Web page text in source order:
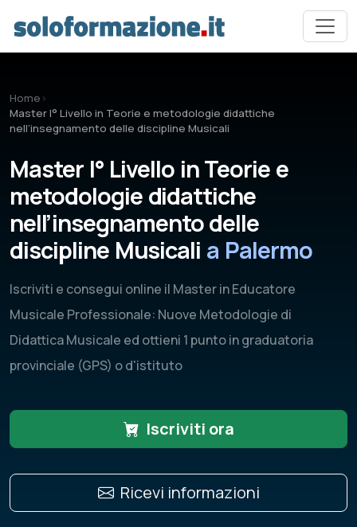
Home ›
Master I° Livello in Teorie e metodologie didattiche
nell’insegnamento delle discipline Musicali
Master I° Livello in Teorie e
metodologie didattiche
nell’insegnamento delle
discipline Musicali a Palermo
Iscriviti e consegui online il Master in Educatore
Musicale Professionale: Nuove Metodologie di
Didattica Musicale ed ottieni 1 punto in graduatoria
provinciale (GPS) o d'istituto
Iscriviti ora
Ricevi informazioni